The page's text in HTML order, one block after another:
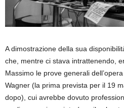
A dimostrazione della sua
che, mentre ci stava intrattenendo,
Massimo le prove generali
Wagner (la prima prevista per il 19
dopo), cui avrebbe dovuto